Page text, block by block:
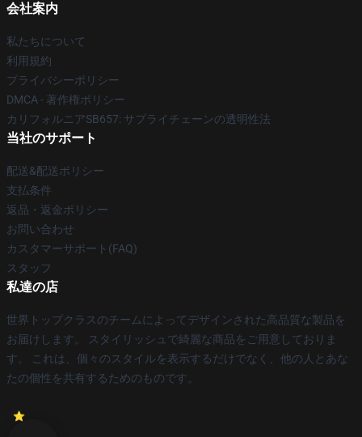
会社案内
私たちについて
利用規約
プライバシーポリシー
DMCA - 著作権ポリシー
カリフォルニアSB657: サプライチェーンの透明性法
当社のサポート
配送&配送ポリシー
支払条件
返品・返金ポリシー
お問い合わせ
カスタマーサポート(FAQ)
スタッフ
私達の店
世界トップクラスのチームによってデザインされた高品質な製品を
お届けします。 スタイリッシュで綺麗な商品をご用意しておりま
す。 これは、個々のスタイルを表示するだけでなく、他の人とあな
たの個性を共有するためのものです。